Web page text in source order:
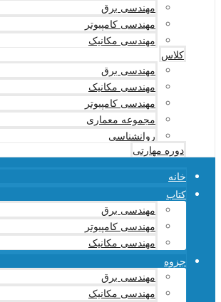
مهندسی برق
مهندسی کامپیوتر
مهندسی مکانیک
کلاس
مهندسی برق
مهندسی مکانیک
مهندسی کامپیوتر
مجموعه معماری
روانشناسی
دوره مهارتی
خانه
کتاب
مهندسی برق
مهندسی کامپیوتر
مهندسی مکانیک
جزوه
مهندسی برق
مهندسی مکانیک